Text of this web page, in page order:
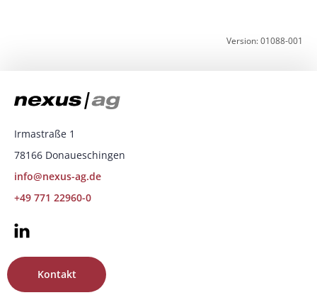
Version: 01088-001
Irmastraße 1
78166 Donaueschingen
info@nexus-ag.de
+49 771 22960-0
Kontakt